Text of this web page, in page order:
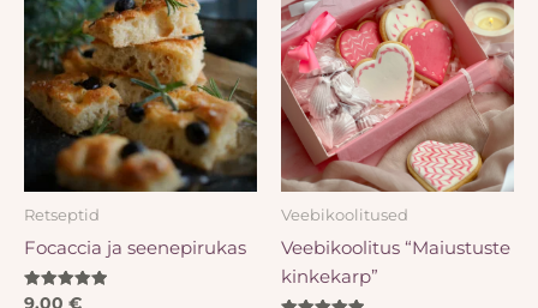
Retseptid
Focaccia ja seenepirukas
Hinnanguga
9,00 €
Veebikoolitused
Veebikoolitus “Maiustuste
kinkekarp”